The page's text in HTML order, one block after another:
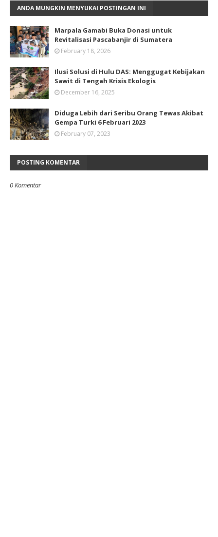
ANDA MUNGKIN MENYUKAI POSTINGAN INI
Marpala Gamabi Buka Donasi untuk
Revitalisasi Pascabanjir di Sumatera
February 18, 2026
Ilusi Solusi di Hulu DAS: Menggugat Kebijakan
Sawit di Tengah Krisis Ekologis
December 16, 2025
Diduga Lebih dari Seribu Orang Tewas Akibat
Gempa Turki 6 Februari 2023
February 07, 2023
POSTING KOMENTAR
0 Komentar